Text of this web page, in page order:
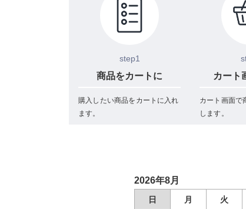
step1
商品をカートに
購入したい商品をカートに入れ
ます。
カート
カート画面で
します。
2026年8月
日 月 火